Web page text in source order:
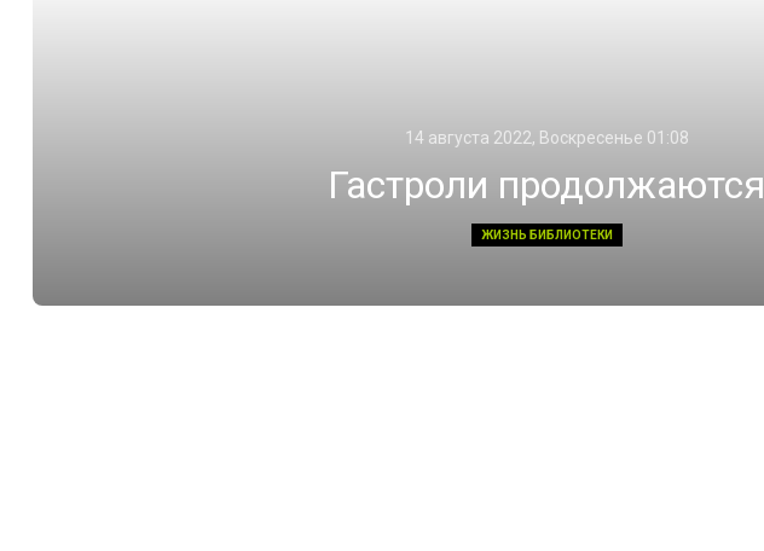
14 августа 2022, Воскресенье 01:08
Гастроли продолжаются
ЖИЗНЬ БИБЛИОТЕКИ